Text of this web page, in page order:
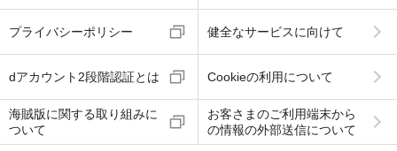
プライバシーポリシー 健全なサービスに向けて
dアカウント2段階認証とは Cookieの利用について
海賊版に関する取り組みに
ついて
お客さまのご利用端末から
の情報の外部送信について